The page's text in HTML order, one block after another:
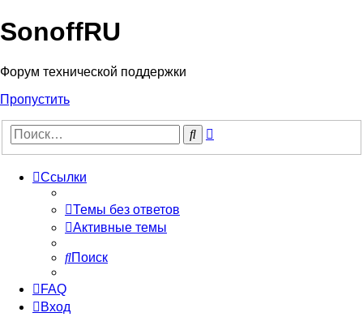
SonoffRU
Форум технической поддержки
Пропустить
Поиск
Ссылки
Темы без ответов
Активные темы
Поиск
FAQ
Вход